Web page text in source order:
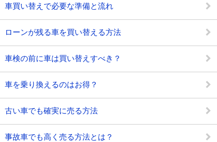
車買い替えで必要な準備と流れ
ローンが残る車を買い替える方法
車検の前に車は買い替えすべき？
車を乗り換えるのはお得？
古い車でも確実に売る方法
事故車でも高く売る方法とは？